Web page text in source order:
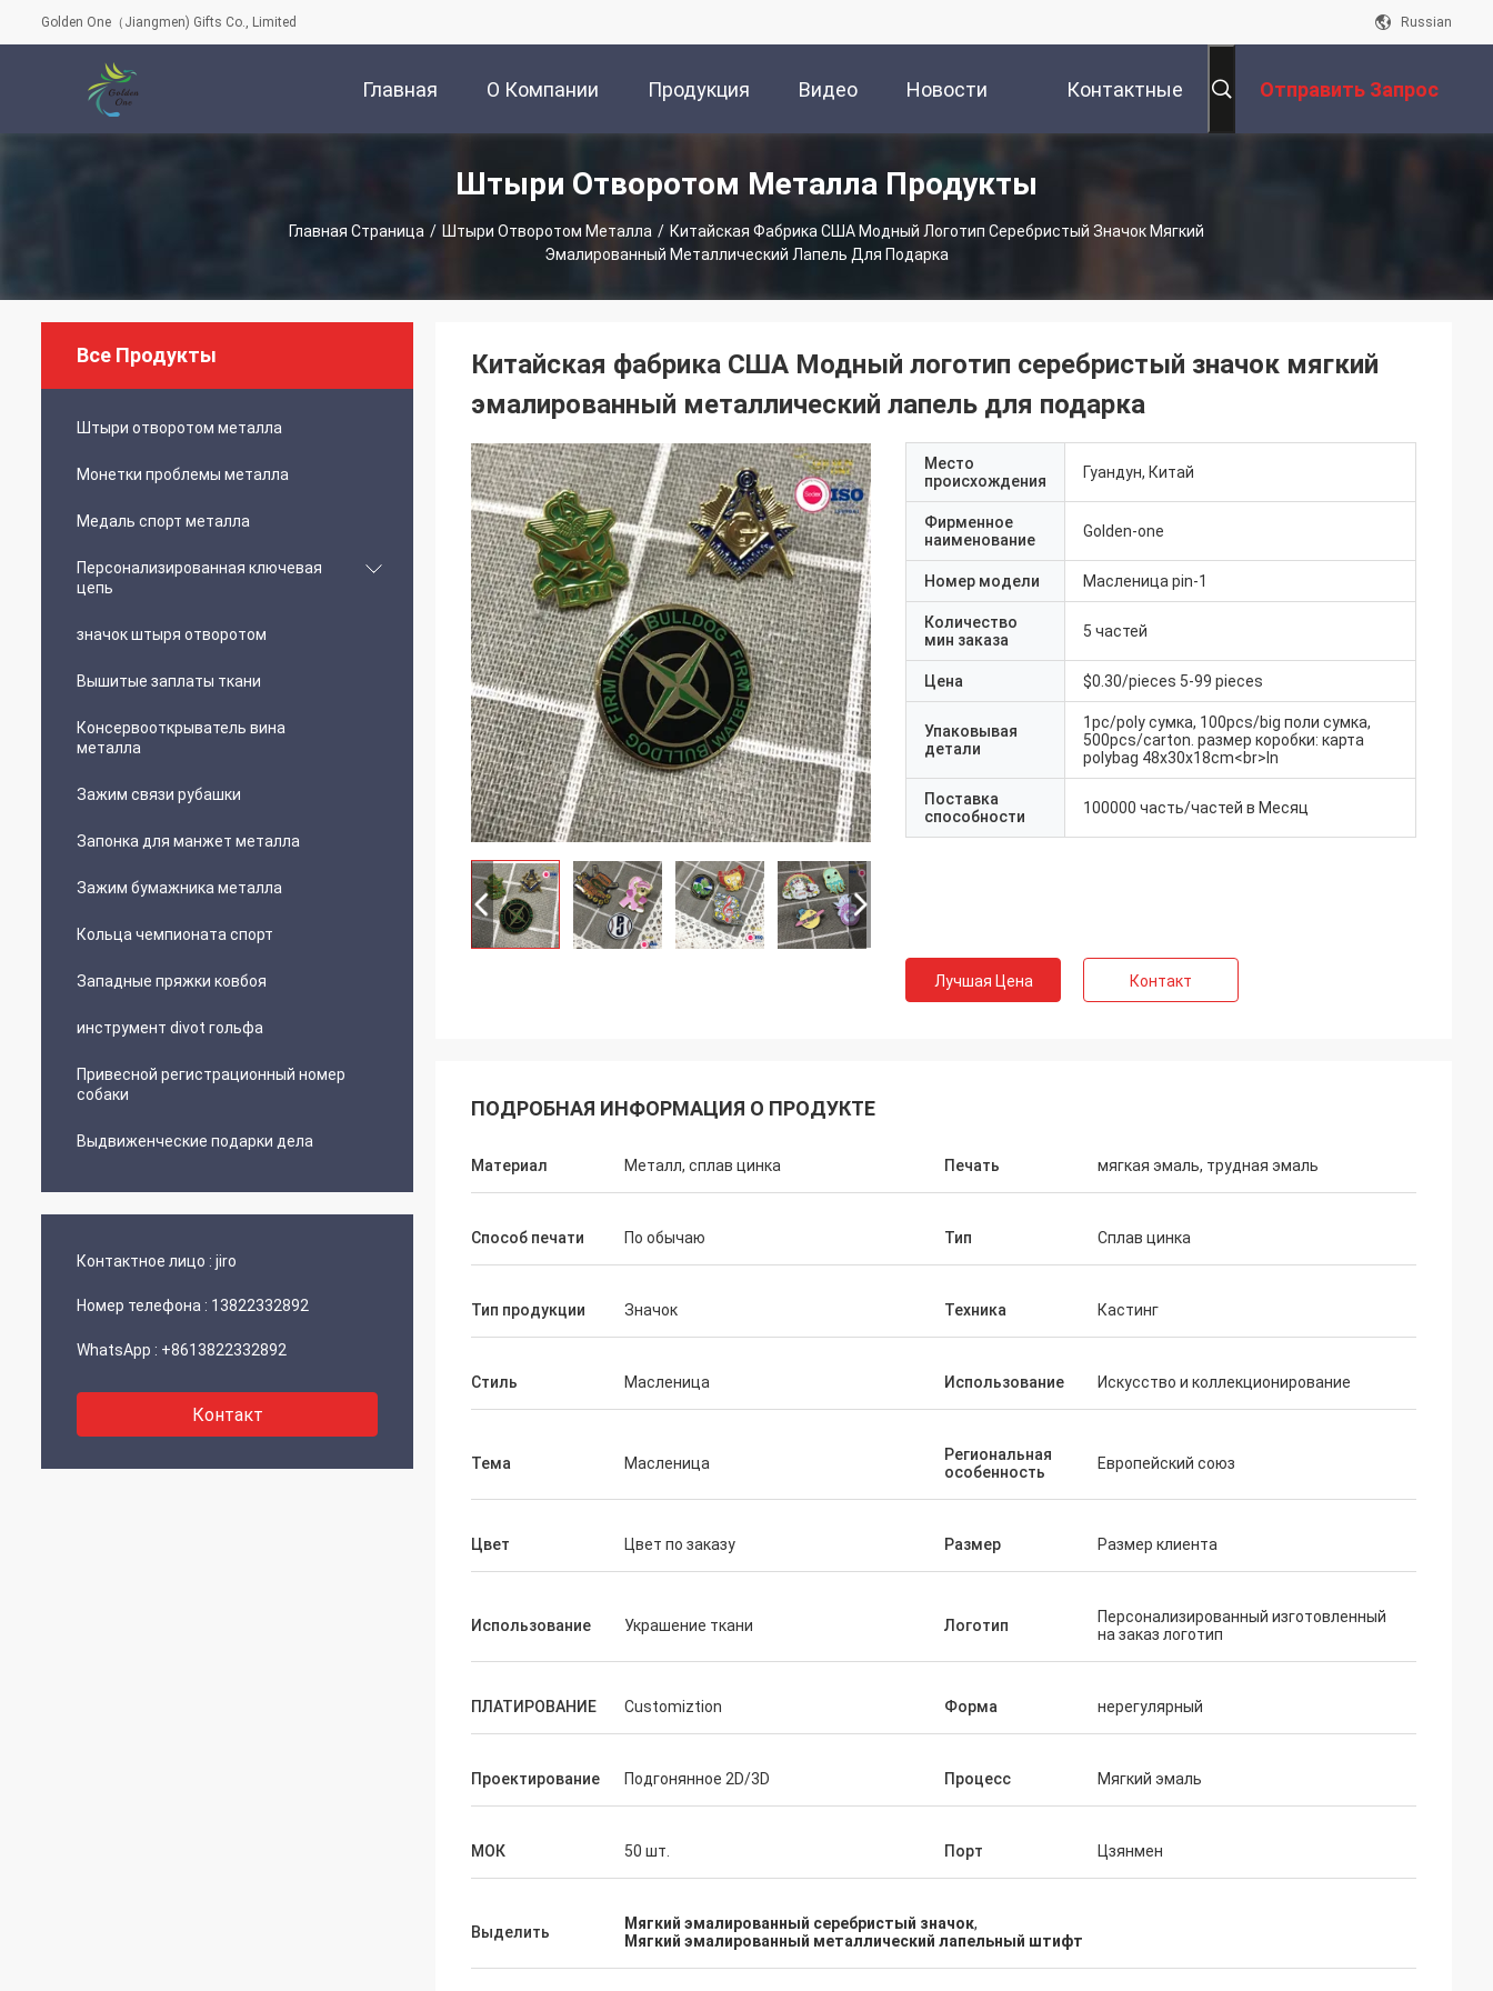
Golden One（Jiangmen) Gifts Co., Limited Russian
Главная О Компании Продукция Видео Новости Контактные Отправить Запрос
Штыри Отворотом Металла Продукты
Главная Страница / Штыри Отворотом Металла / Китайская Фабрика США Модный Логотип Серебристый Значок Мягкий
Эмалированный Металлический Лапель Для Подарка
Все Продукты
Штыри отворотом металла
Монетки проблемы металла
Медаль спорт металла
Персонализированная ключевая
цепь
значок штыря отворотом
Вышитые заплаты ткани
Консервооткрыватель вина
металла
Зажим связи рубашки
Запонка для манжет металла
Зажим бумажника металла
Кольца чемпионата спорт
Западные пряжки ковбоя
инструмент divot гольфа
Привесной регистрационный номер
собаки
Выдвиженческие подарки дела
Контактное лицо : jiro
Номер телефона : 13822332892
WhatsApp : +8613822332892
Контакт
Китайская фабрика США Модный логотип серебристый значок мягкий
эмалированный металлический лапель для подарка
Место
происхождения
Гуандун, Китай
Фирменное
наименование
Golden-one
Номер модели Масленица pin-1
Количество
мин заказа
5 частей
Цена $0.30/pieces 5-99 pieces
Упаковывая
детали
1pc/poly сумка, 100pcs/big поли сумка,
500pcs/carton. размер коробки: карта
polybag 48x30x18cm<br>In
Поставка
способности
100000 часть/частей в Месяц
Лучшая Цена Контакт
ПОДРОБНАЯ ИНФОРМАЦИЯ О ПРОДУКТЕ
Материал Металл, сплав цинка Печать мягкая эмаль, трудная эмаль
Способ печати По обычаю Тип Сплав цинка
Тип продукции Значок Техника Кастинг
Стиль Масленица Использование Искусство и коллекционирование
Тема Масленица
Региональная
особенность
Европейский союз
Цвет Цвет по заказу Размер Размер клиента
Использование Украшение ткани Логотип
Персонализированный изготовленный
на заказ логотип
ПЛАТИРОВАНИЕ Customiztion Форма нерегулярный
Проектирование Подгонянное 2D/3D Процесс Мягкий эмаль
МОК 50 шт. Порт Цзянмен
Выделить Мягкий эмалированный серебристый значок,
Мягкий эмалированный металлический лапельный штифт